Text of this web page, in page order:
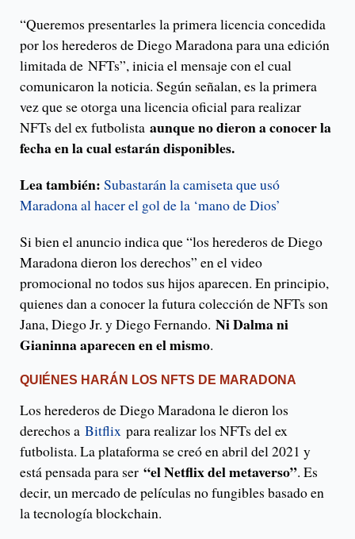
“Queremos presentarles la primera licencia concedida
por los herederos de Diego Maradona para una edición
limitada de NFTs”, inicia el mensaje con el cual
comunicaron la noticia. Según señalan, es la primera
vez que se otorga una licencia oficial para realizar
NFTs del ex futbolista aunque no dieron a conocer la
fecha en la cual estarán disponibles.
Lea también: Subastarán la camiseta que usó
Maradona al hacer el gol de la ‘mano de Dios’
Si bien el anuncio indica que “los herederos de Diego
Maradona dieron los derechos” en el video
promocional no todos sus hijos aparecen. En principio,
quienes dan a conocer la futura colección de NFTs son
Jana, Diego Jr. y Diego Fernando. Ni Dalma ni
Gianinna aparecen en el mismo.
QUIÉNES HARÁN LOS NFTS DE MARADONA
Los herederos de Diego Maradona le dieron los
derechos a Bitflix para realizar los NFTs del ex
futbolista. La plataforma se creó en abril del 2021 y
está pensada para ser “el Netflix del metaverso”. Es
decir, un mercado de películas no fungibles basado en
la tecnología blockchain.